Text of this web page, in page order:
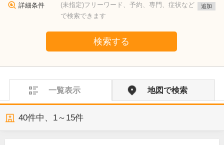
詳細条件
(未指定)フリーワード、予約、専門、症状など
で検索できます
追加
検索する
一覧表示 地図で検索
40件中、 1～15件